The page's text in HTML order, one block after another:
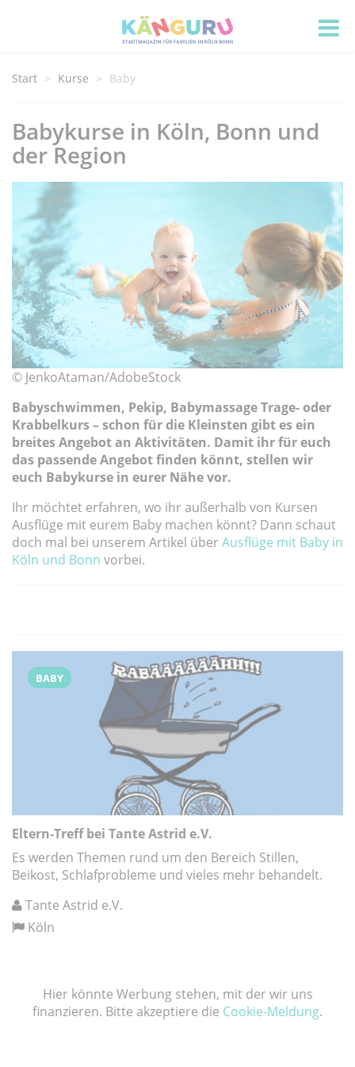
Start Kurse Baby
Babykurse in Köln, Bonn und
der Region
© JenkoAtaman/AdobeStock
Babyschwimmen, Pekip, Babymassage Trage- oder
Krabbelkurs – schon für die Kleinsten gibt es ein
breites Angebot an Aktivitäten. Damit ihr für euch
das passende Angebot finden könnt, stellen wir
euch Babykurse in eurer Nähe vor.
Ihr möchtet erfahren, wo ihr außerhalb von Kursen
Ausflüge mit eurem Baby machen könnt? Dann schaut
doch mal bei unserem Artikel über Ausflüge mit Baby in
Köln und Bonn vorbei.
BABY
Eltern-Treff bei Tante Astrid e.V.
Es werden Themen rund um den Bereich Stillen,
Beikost, Schlafprobleme und vieles mehr behandelt.
Tante Astrid e.V.
Köln
Hier könnte Werbung stehen, mit der wir uns
finanzieren. Bitte akzeptiere die Cookie-Meldung.